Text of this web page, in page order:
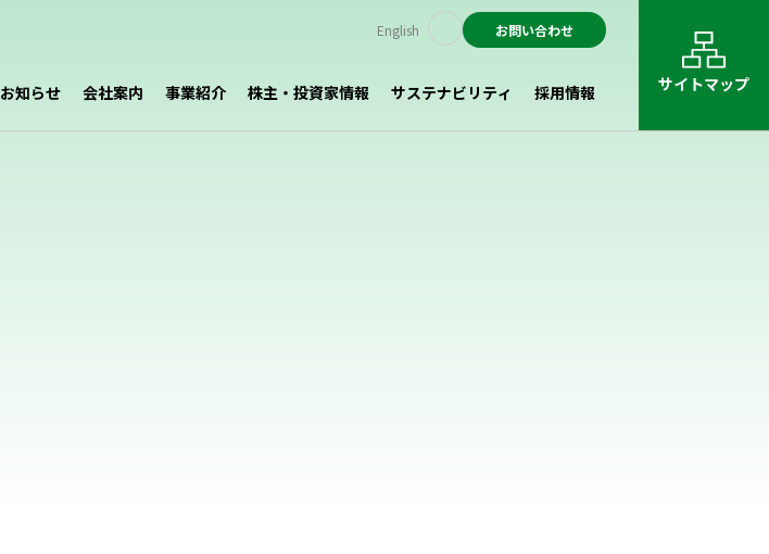
English お問い合わせ
お知らせ 会社案内 事業紹介 株主・投資家情報 サステナビリティ 採用情報 サイトマップ